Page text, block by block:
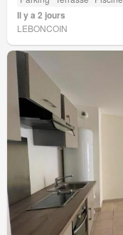
Il y a 2 jours
LEBONCOIN